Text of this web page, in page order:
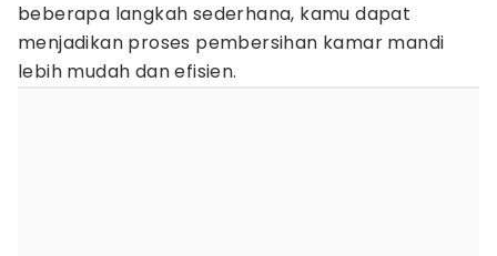
beberapa langkah sederhana, kamu dapat
menjadikan proses pembersihan kamar mandi
lebih mudah dan efisien.